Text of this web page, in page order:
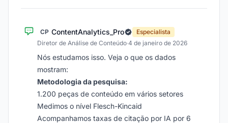
CP ContentAnalytics_Pro
Especialista
Diretor de Análise de Conteúdo·4 de janeiro de 2026
Nós estudamos isso. Veja o que os dados
mostram:
Metodologia da pesquisa:
1.200 peças de conteúdo em vários setores
Medimos o nível Flesch-Kincaid
Acompanhamos taxas de citação por IA por 6